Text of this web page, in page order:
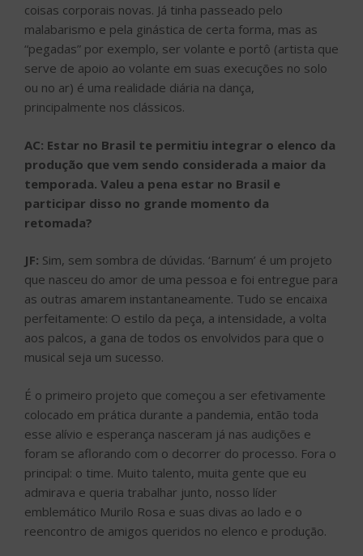
coisas corporais novas. Já tinha passeado pelo
malabarismo e pela ginástica de certa forma, mas as
“pegadas” por exemplo, ser volante e portô (artista que
serve de apoio ao volante em suas execuções no solo
ou no ar) é uma realidade diária na dança,
principalmente nos clássicos.
AC: Estar no Brasil te permitiu integrar o elenco da
produção que vem sendo considerada a maior da
temporada. Valeu a pena estar no Brasil e
participar disso no grande momento da
retomada?
JF: Sim, sem sombra de dúvidas. ‘Barnum’ é um projeto
que nasceu do amor de uma pessoa e foi entregue para
as outras amarem instantaneamente. Tudo se encaixa
perfeitamente: O estilo da peça, a intensidade, a volta
aos palcos, a gana de todos os envolvidos para que o
musical seja um sucesso.
É o primeiro projeto que começou a ser efetivamente
colocado em prática durante a pandemia, então toda
esse alívio e esperança nasceram já nas audições e
foram se aflorando com o decorrer do processo. Fora o
principal: o time. Muito talento, muita gente que eu
admirava e queria trabalhar junto, nosso líder
emblemático Murilo Rosa e suas divas ao lado e o
reencontro de amigos queridos no elenco e produção.